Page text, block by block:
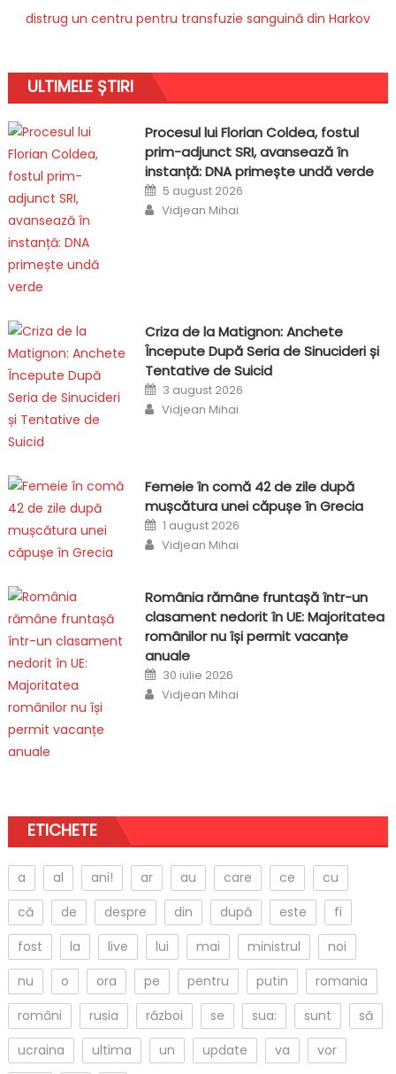
distrug un centru pentru transfuzie sanguină din Harkov
ULTIMELE ȘTIRI
Procesul lui Florian Coldea, fostul
prim-adjunct SRI, avansează în
instanță: DNA primește undă verde
Posted
on
5 august 2026
Author
Vidjean Mihai
Criza de la Matignon: Anchete
Începute După Seria de Sinucideri și
Tentative de Suicid
Posted
on
3 august 2026
Author
Vidjean Mihai
Femeie în comă 42 de zile după
mușcătura unei căpușe în Grecia
Posted
on
1 august 2026
Author
Vidjean Mihai
România rămâne fruntașă într-un
clasament nedorit în UE: Majoritatea
românilor nu își permit vacanțe
anuale
Posted
on
30 iulie 2026
Author
Vidjean Mihai
ETICHETE
a al ani! ar au care ce
cu
că
de despre din după este
fi
fost
la live lui mai ministrul
noi
nu
o ora pe pentru putin
romania
români
rusia război se sua: sunt
să
ucraina
ultima un update va
vor